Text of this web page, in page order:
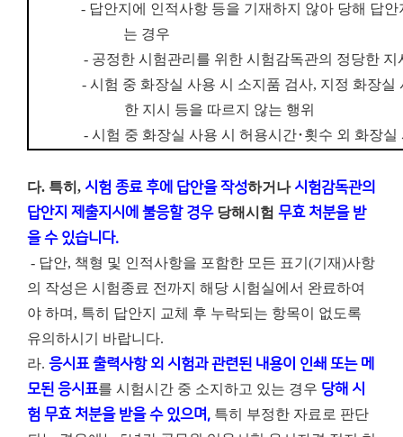
- 답안지에 인적사항 등을 기재하지 않아 당해 답
는 경우
- 공정한 시험관리를 위한 시험감독관의 정당한
- 시험 중 화장실 사용 시 소지품 검사, 지정 화장실
한 지시 등을 따르지 않는 행위
-시험 중 화장실 사용 시 허용시간･횟수 외 화장실
다. 특히, 시험 종료 후에 답안을 작성하거나 시험감독관의
답안지 제출지시에 불응할 경우당해시험 무효 처분을 받
을 수 있습니다.
- 답안, 책형 및 인적사항을 포함한 모든 표기(기재)사항
의 작성은 시험종료 전까지 해당 시험실에서 완료하여
야 하며, 특히 답안지 교체 후 누락되는 항목이 없도록
유의하시기 바랍니다.
라. 응시표 출력사항 외 시험과 관련된 내용이 인쇄 또는 메
모된 응시표를 시험시간 중 소지하고 있는 경우 당해 시
험 무효 처분을 받을 수 있으며, 특히 부정한 자료로 판단